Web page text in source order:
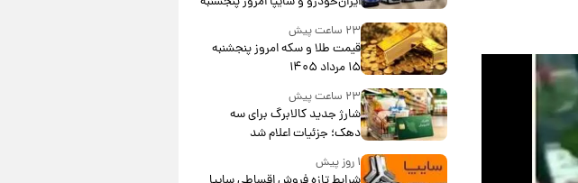
۲۳ ساعت پیش
قیمت طلا و سکه امروز پنجشنبه
۱۵ مرداد ۱۴۰۵
۲۳ ساعت پیش
شارژ جدید کالابرگ برای سه
دهک؛ جزئیات اعلام شد
۱ روز پیش